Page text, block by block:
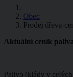
Obec
Prodej dřeva-
Aktuální ceník
Palivo (klády v celých